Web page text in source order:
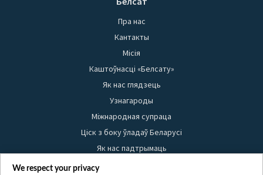
Пра нас
Кантакты
Місія
Каштоўнасці «Белсату»
Як нас глядзець
Узнагароды
Міжнародная супраца
Ціск з боку ўладаў Беларусі
Як нас падтрымаць
Правілы выкарыстання матэрыялаў
We respect your privacy